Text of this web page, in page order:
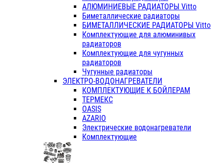
АЛЮМИНИЕВЫЕ РАДИАТОРЫ Vitto
Биметаллические радиаторы
БИМЕТАЛЛИЧЕСКИЕ РАДИАТОРЫ Vitto
Комплектующие для алюминивых
радиаторов
Комплектующие для чугунных
радиаторов
Чугунные радиаторы
ЭЛЕКТРО-ВОДОНАГРЕВАТЕЛИ
КОМПЛЕКТУЮЩИЕ К БОЙЛЕРАМ
ТЕРМЕКС
OASIS
AZARIO
Электрические водонагреватели
Комплектующие